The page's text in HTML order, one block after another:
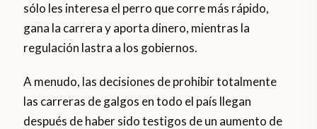
sólo les interesa el perro que corre más rápido,
gana la carrera y aporta dinero, mientras la
regulación lastra a los gobiernos.
A menudo, las decisiones de prohibir totalmente
las carreras de galgos en todo el país llegan
después de haber sido testigos de un aumento de